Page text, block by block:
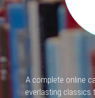
A complete online
everlasting classics